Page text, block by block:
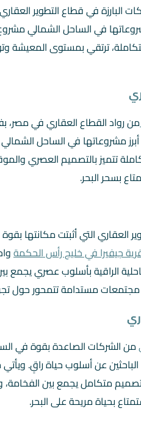
البارزة في قطاع التطوير
في الساحل الشمالي
ترتقي بمستوى المعيشة
من رواد القطاع العقاري في مصر،
مشروعاتها في الساحل
تتميز بالتصميم العصري
بسحر البحر.
العقاري التي أثبتت
جيفيرا في خليج رأس الحكمة
الراقية بأسلوب عصري يجمع بين
مستدامة تتمحور حول
من الشركات الصاعدة بقوة في
عن أسلوب حياة راقٍ.
متكامل يجمع بين الفخامة،
بحياة مريحة على البحر.